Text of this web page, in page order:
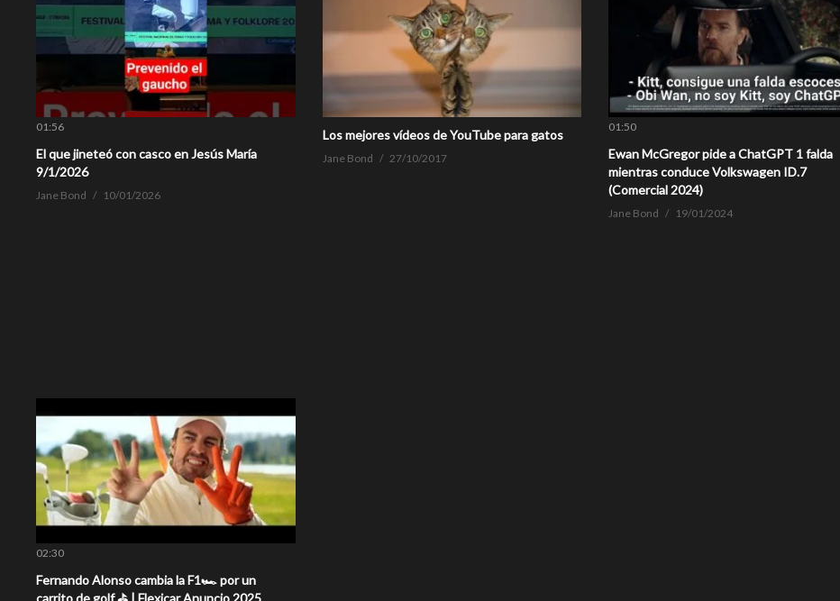
01:56
El que jineteó con casco en Jesús María
9/1/2026
Jane Bond 10/01/2026
Los mejores vídeos de YouTube para gatos
Jane Bond 27/10/2017
01:50
Ewan McGregor pide a ChatGPT 1 falda
mientras conduce Volkswagen ID.7
(Comercial 2024)
Jane Bond 19/01/2024
02:30
Fernando Alonso cambia la F1🏎️ por un